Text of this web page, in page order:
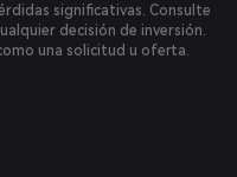
significativas. Consulte
decisión de inversión.
una solicitud u oferta.